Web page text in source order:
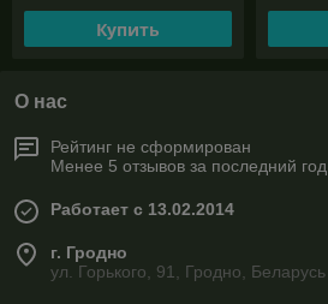
Купить
О нас
Рейтинг не сформирован
Менее 5 отзывов за последний год
Работает с 13.02.2014
г. Гродно
ул. Горького, 91, Гродно, Беларусь